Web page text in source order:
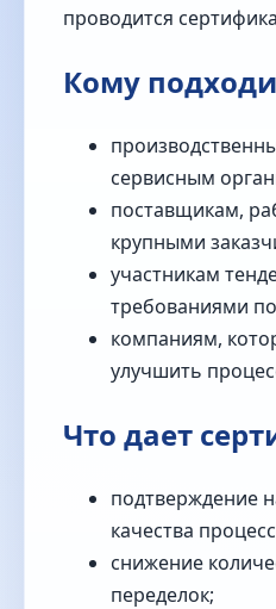
проводится
Кому
сервисным
поставщикам,
крупными
участникам
требованиями по
компаниям,
улучшить
Что дает
подтверждение
качества
снижение
переделок;